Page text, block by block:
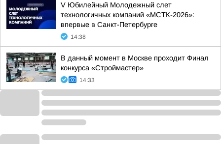
V Юбилейный Молодежный слет
технологичных компаний «МСТК-2026»:
впервые в Санкт-Петербурге
14:38
В данный момент в Москве проходит Финал
конкурса «Строймастер»
14:33